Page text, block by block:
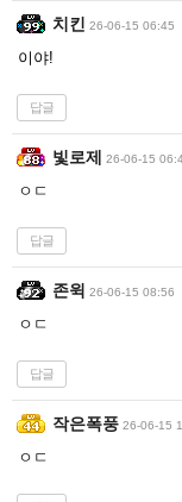
치킨 26-06-15 06:45
이야!
답글
빛로제 26-06-15
ㅇㄷ
답글
존윅 26-06-15 08:56
ㅇㄷ
답글
작은폭풍 26-06-15
ㅇㄷ